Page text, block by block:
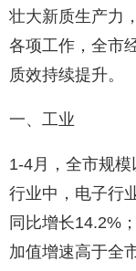
壮大新质生产力
各项工作，全市
质效持续提升。
一、工业
1-4月，全市规
行业中，电子行
同比增长14.2%
加值增速高于全